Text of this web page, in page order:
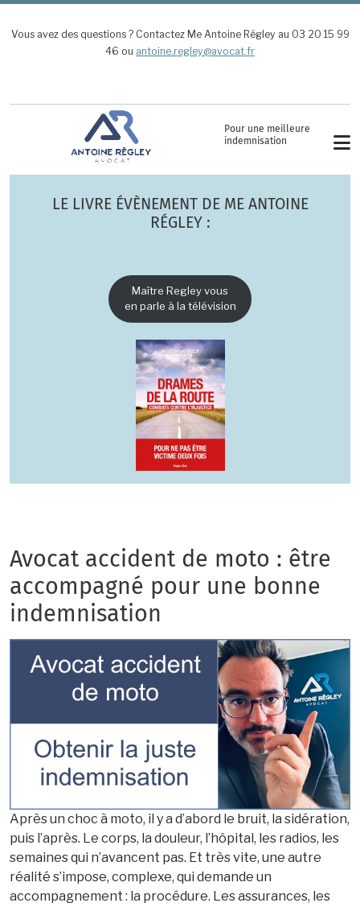
Aller au contenu principal
Vous avez des questions ? Contactez Me Antoine Régley au 03 20 15 99
46 ou antoine.regley@avocat.fr
Pour une meilleure
indemnisation
LE LIVRE ÉVÈNEMENT DE ME ANTOINE
RÉGLEY :
Maître Regley vous
en parle à la télévision
Avocat accident de moto : être
accompagné pour une bonne
indemnisation
Après un choc à moto, il y a d’abord le bruit, la sidération,
puis l’après. Le corps, la douleur, l’hôpital, les radios, les
semaines qui n’avancent pas. Et très vite, une autre
réalité s’impose, complexe, qui demande un
accompagnement : la procédure. Les assurances, les